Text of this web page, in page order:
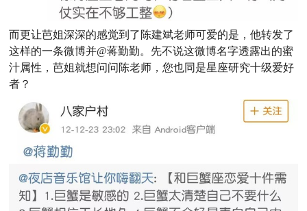
而更让芭姐深深的感觉到了陈建斌老师可爱的是，他转发了
这样的一条微博并@蒋勤勤。先不说这微博名字透露出的蜜
汁属性，芭姐就想问问陈老师，您也同是星座研究十级爱好
者？